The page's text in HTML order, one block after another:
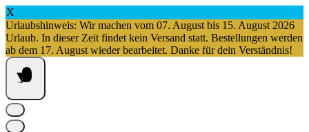
X
Urlaubshinweis: Wir machen vom 07. August bis 15. August 2026
Urlaub. In dieser Zeit findet kein Versand statt. Bestellungen werden
ab dem 17. August wieder bearbeitet. Danke für dein Verständnis!
Springe
zum
Inhalt